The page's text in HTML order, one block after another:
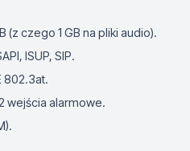
(z czego 1 GB na pliki audio).
ISUP, SIP.
802.3at.
wejścia alarmowe.